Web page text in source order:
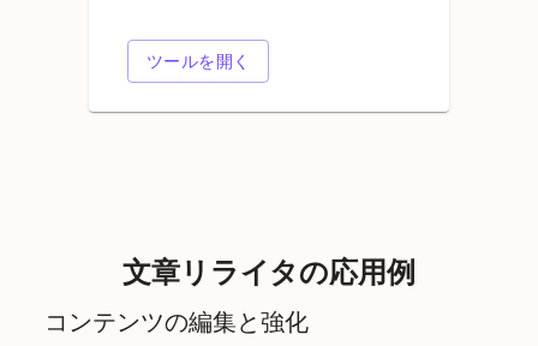
ツールを開く
文章リライタの応用例
コンテンツの編集と強化